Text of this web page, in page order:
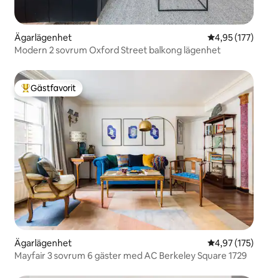
Ägarlägenhet 4,95 av 5 i
4,95 (177)
Modern 2 sovrum Oxford Street balkong lägenhet
Populär gästfavorit
Gästfavorit
Ägarlägenhet 4,97 av 5 i
4,97 (175)
Mayfair 3 sovrum 6 gäster med AC Berkeley Square 1729